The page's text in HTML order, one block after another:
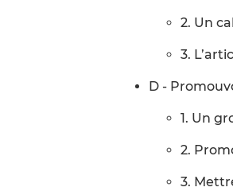
2. Un
3.
D -
1. Un
2.
3.